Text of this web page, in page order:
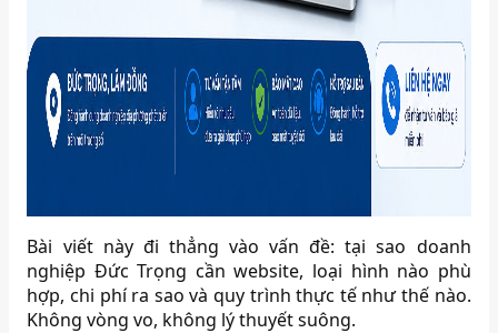
Bài viết này đi thẳng vào vấn đề: tại sao doanh
nghiệp Đức Trọng cần website, loại hình nào phù
hợp, chi phí ra sao và quy trình thực tế như thế nào.
Không vòng vo, không lý thuyết suông.